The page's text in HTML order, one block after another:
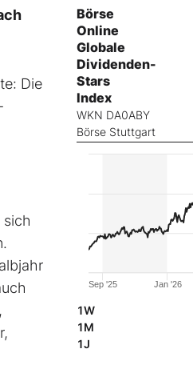
Die
sich
Börse
Online
Globale
Dividenden-
Stars
Index
WKN DA0ABY
Börse Stuttgart
Jan '26
Sep '25
1W
1M
1J